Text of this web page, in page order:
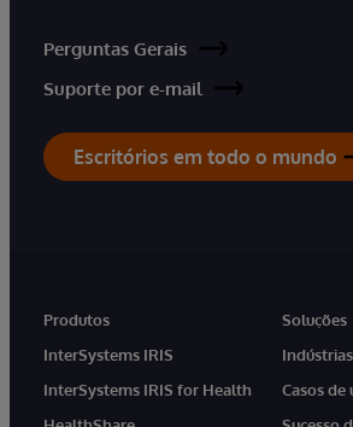
Perguntas Gerais
Suporte por e-mail
Escritórios em todo o mundo
Produtos
InterSystems IRIS
InterSystems IRIS for Health
Soluções
Indústrias
Casos de